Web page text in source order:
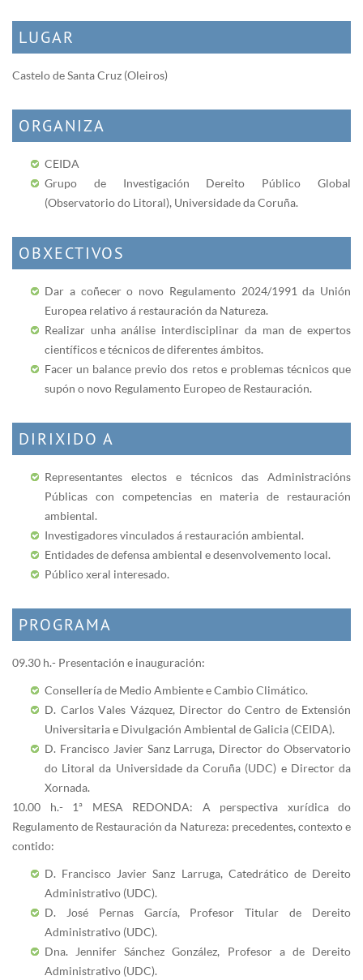
LUGAR
Castelo de Santa Cruz (Oleiros)
ORGANIZA
CEIDA
Grupo de Investigación Dereito Público Global
(Observatorio do Litoral), Universidade da Coruña.
OBXECTIVOS
Dar a coñecer o novo Regulamento 2024/1991 da Unión
Europea relativo á restauración da Natureza.
Realizar unha análise interdisciplinar da man de expertos
científicos e técnicos de diferentes ámbitos.
Facer un balance previo dos retos e problemas técnicos que
supón o novo Regulamento Europeo de Restauración.
DIRIXIDO A
Representantes electos e técnicos das Administracións
Públicas con competencias en materia de restauración
ambiental.
Investigadores vinculados á restauración ambiental.
Entidades de defensa ambiental e desenvolvemento local.
Público xeral interesado.
PROGRAMA
09.30 h.- Presentación e inauguración:
Consellería de Medio Ambiente e Cambio Climático.
D. Carlos Vales Vázquez, Director do Centro de Extensión
Universitaria e Divulgación Ambiental de Galicia (CEIDA).
D. Francisco Javier Sanz Larruga, Director do Observatorio
do Litoral da Universidade da Coruña (UDC) e Director da
Xornada.
10.00 h.- 1ª MESA REDONDA: A perspectiva xurídica do
Regulamento de Restauración da Natureza: precedentes, contexto e
contido:
D. Francisco Javier Sanz Larruga, Catedrático de Dereito
Administrativo (UDC).
D. José Pernas García, Profesor Titular de Dereito
Administrativo (UDC).
Dna. Jennifer Sánchez González, Profesor a de Dereito
Administrativo (UDC).